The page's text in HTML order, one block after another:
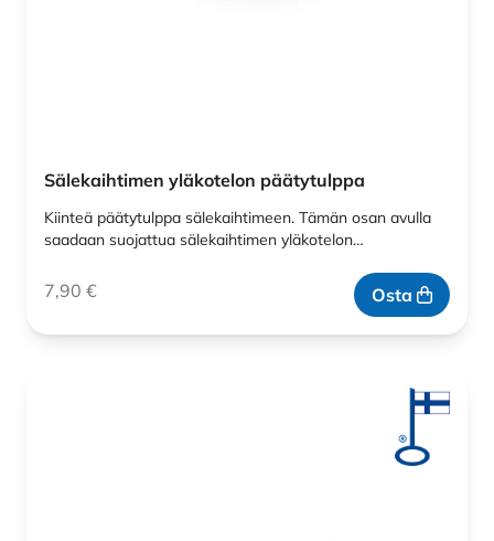
Sälekaihtimen yläkotelon päätytulppa
Kiinteä päätytulppa sälekaihtimeen. Tämän osan avulla
saadaan suojattua sälekaihtimen yläkotelon…
7,90 € Osta